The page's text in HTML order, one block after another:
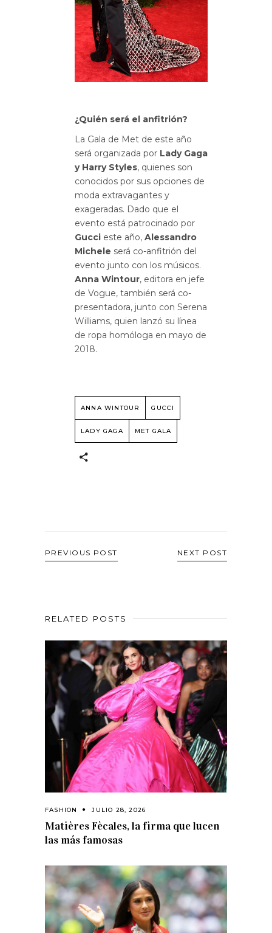
¿Quién será el anfitrión?
La Gala de Met de este año
será organizada por Lady Gaga
y Harry Styles, quienes son
conocidos por sus opciones de
moda extravagantes y
exageradas. Dado que el
evento está patrocinado por
Gucci este año, Alessandro
Michele será co-anfitrión del
evento junto con los músicos.
Anna Wintour, editora en jefe
de Vogue, también será co-
presentadora, junto con Serena
Williams, quien lanzó su línea
de ropa homóloga en mayo de
2018.
ANNA WINTOUR GUCCI
LADY GAGA MET GALA
PREVIOUS POST NEXT POST
RELATED POSTS
FASHION JULIO 28, 2026
Matières Fècales, la firma que lucen
las más famosas